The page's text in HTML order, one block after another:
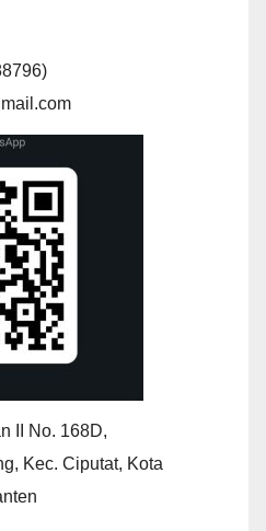
II No. 168D,
Kec. Ciputat, Kota